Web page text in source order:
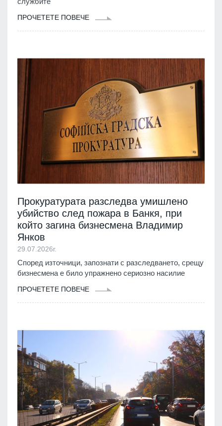
ПРОЧЕТЕТЕ ПОВЕЧЕ
Прокуратурата разследва умишлено
убийство след пожара в Банкя, при
който загина бизнесмена Владимир
Янков
29.07.2026г.
Според източници, запознати с разследването, срещу
бизнесмена е било упражнено сериозно насилие
ПРОЧЕТЕТЕ ПОВЕЧЕ